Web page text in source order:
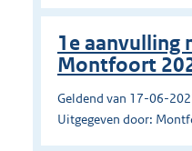
1e aanvulling
Montfoort
Geldend van 17-06-
Uitgegeven door: